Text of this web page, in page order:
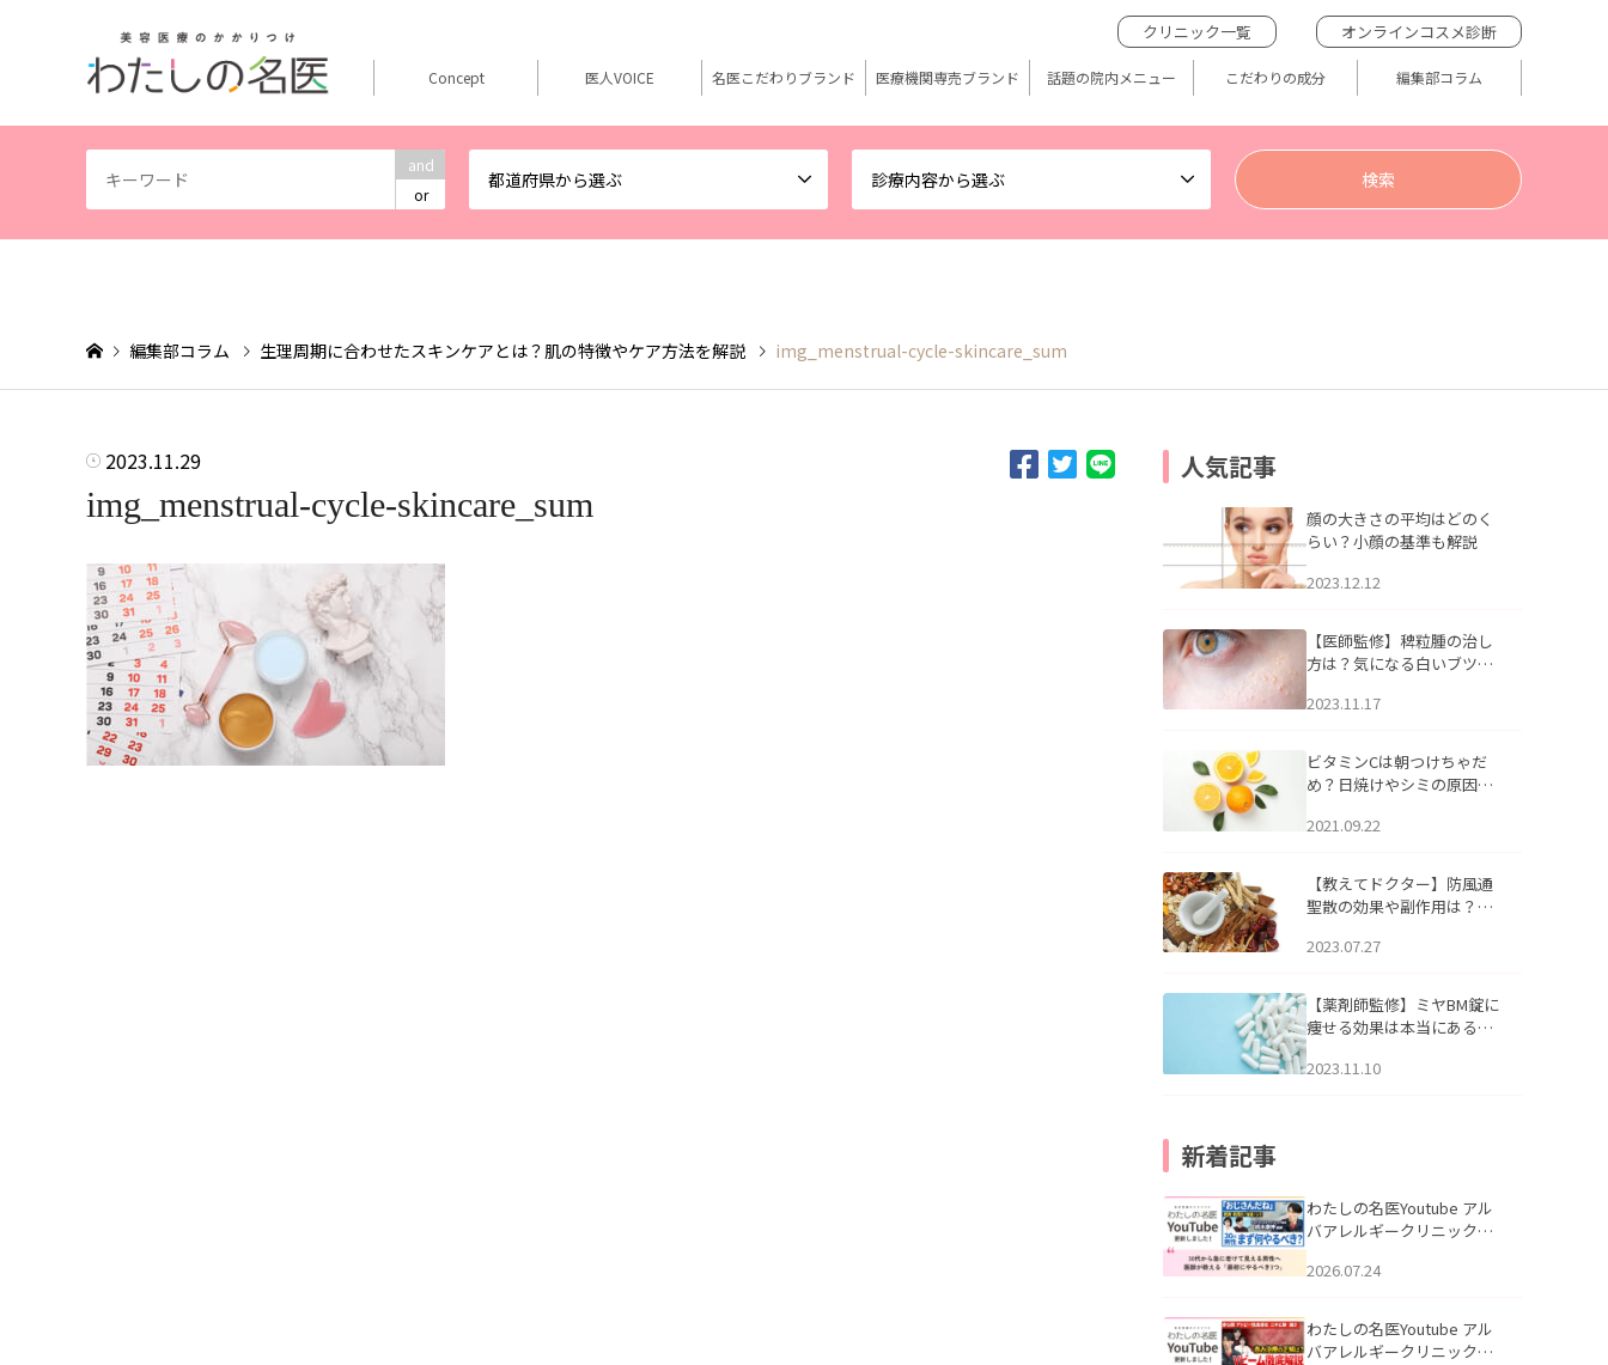
and
or
都道府県から選ぶ 診療内容から選ぶ
クリニック一覧 オンラインコスメ診断
Concept 医人VOICE 名医こだわりブランド 医療機関専売ブランド 話題の院内メニュー こだわりの成分 編集部コラム
編集部コラム 生理周期に合わせたスキンケアとは？肌の特徴やケア方法を解説 img_menstrual-cycle-skincare_sum
2023.11.29
img_menstrual-cycle-skincare_sum
人気記事
顔の大きさの平均はどのく
らい？小顔の基準も解説
2023.12.12
【医師監修】稗粒腫の治し
方は？気になる白いブツブ
アについて
2023.11.17
ビタミンCは朝つけちゃだ
め？日焼けやシミの原因に
2021.09.22
【教えてドクター】防風通
聖散の効果や副作用は？長
2023.07.27
【薬剤師監修】ミヤBM錠に
痩せる効果は本当にある
2023.11.10
新着記事
わたしの名医Youtube アル
バアレルギークリニック札
える男性へ｜医師が教える
公開いたしました。
2026.07.24
わたしの名医Youtube アル
バアレルギークリニック札